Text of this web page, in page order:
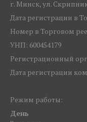
г. Минск, ул.
Дата регистрации в
Номер в Торговом
УНП: 600454179
Регистрационный
Дата регистрации
Режим работы:
День